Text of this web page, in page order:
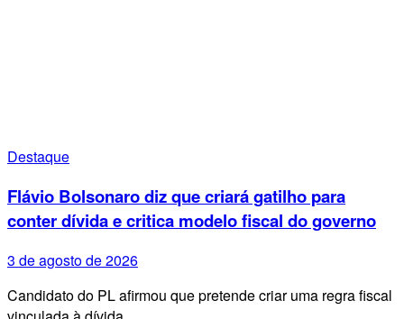
Destaque
Flávio Bolsonaro diz que criará gatilho para
conter dívida e critica modelo fiscal do governo
3 de agosto de 2026
Candidato do PL afirmou que pretende criar uma regra fiscal